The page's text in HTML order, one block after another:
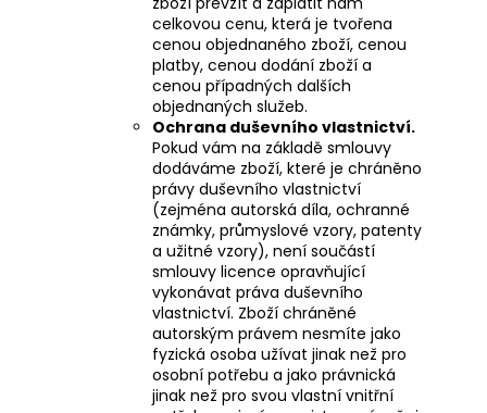
celkovou cenu, která je tvořena
cenou objednaného zboží, cenou
platby, cenou dodání zboží a
cenou případných dalších
objednaných služeb.
Ochrana duševního vlastnictví.
Pokud vám na základě smlouvy
dodáváme zboží, které je chráněno
právy duševního vlastnictví
(zejména autorská díla, ochranné
známky, průmyslové vzory, patenty
a užitné vzory), není součástí
smlouvy licence opravňující
vykonávat práva duševního
vlastnictví. Zboží chráněné
autorským právem nesmíte jako
fyzická osoba užívat jinak než pro
osobní potřebu a jako právnická
jinak než pro svou vlastní vnitřní